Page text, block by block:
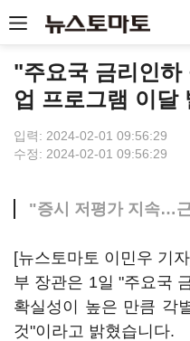
"주요국 금리인
업 프로그램 이달
입력: 2024-02-01 09:56:29
수정: 2024-02-01 09:56:29
"증시 저평가 지속…
[뉴스토마토 이민우 기
부 장관은 1일 "주요국
확실성이 높은 만큼 각
것"이라고 밝혔습니다.